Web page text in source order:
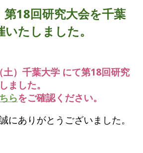
第18回研究大会を千葉
たしました。
）千葉大学 にて第18回研究
ました。
らをご確認ください。
にありがとうございました。